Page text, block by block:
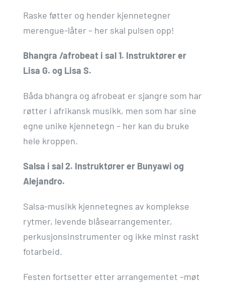
Raske føtter og hender kjennetegner
merengue-låter – her skal pulsen opp!
Bhangra /afrobeat i sal 1. Instruktører er
Lisa G. og Lisa S.
Båda bhangra og afrobeat er sjangre som har
røtter i afrikansk musikk, men som har sine
egne unike kjennetegn – her kan du bruke
hele kroppen.
Salsa i sal 2. Instruktører er Bunyawi og
Alejandro.
Salsa-musikk kjennetegnes av komplekse
rytmer, levende blåsearrangementer,
perkusjonsinstrumenter og ikke minst raskt
fotarbeid.
Festen fortsetter etter arrangementet –møt